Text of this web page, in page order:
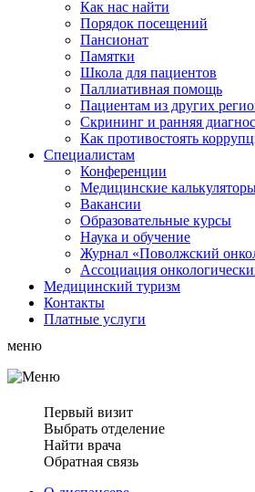
Как нас найти
Порядок посещений
Пансионат
Памятки
Школа для пациентов
Паллиативная помощь
Пациентам из других
Скрининг и ранняя
Как противостоять
Специалистам
Конференции
Медицинские
Вакансии
Образовательные курсы
Наука и обучение
Журнал «Поволжский
Ассоциация
Медицинский туризм
Контакты
Платные услуги
меню
Первый визит
Выбрать отделение
Найти врача
Обратная связь